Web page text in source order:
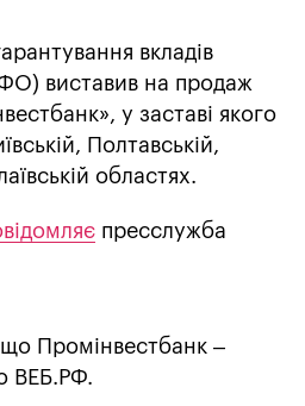
вкладів
виставив на продаж
у заставі якого
Полтавській,
областях.
пресслужба
Промінвестбанк –
ВЕБ.РФ.